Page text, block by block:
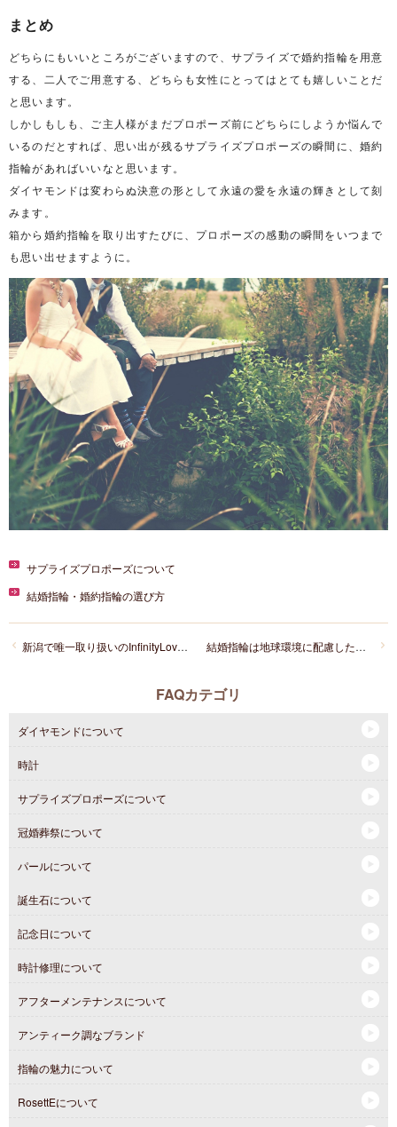
まとめ
どちらにもいいところがございますので、サプライズで婚約指輪を用意
する、二人でご用意する、どちらも女性にとってはとても嬉しいことだ
と思います。
しかしもしも、ご主人様がまだプロポーズ前にどちらにしようか悩んで
いるのだとすれば、思い出が残るサプライズプロポーズの瞬間に、婚約
指輪があればいいなと思います。
ダイヤモンドは変わらぬ決意の形として永遠の愛を永遠の輝きとして刻
みます。
箱から婚約指輪を取り出すたびに、プロポーズの感動の瞬間をいつまで
も思い出せますように。
サプライズプロポーズについて
結婚指輪・婚約指輪の選び方
結婚指輪は地球環境に配慮したエシカル購入出来る？
新潟で唯一取り扱いのInfinityLoveについて教えてください。
FAQカテゴリ
ダイヤモンドについて
時計
サプライズプロポーズについて
冠婚葬祭について
パールについて
誕生石について
記念日について
時計修理について
アフターメンテナンスについて
アンティーク調なブランド
指輪の魅力について
RosettEについて